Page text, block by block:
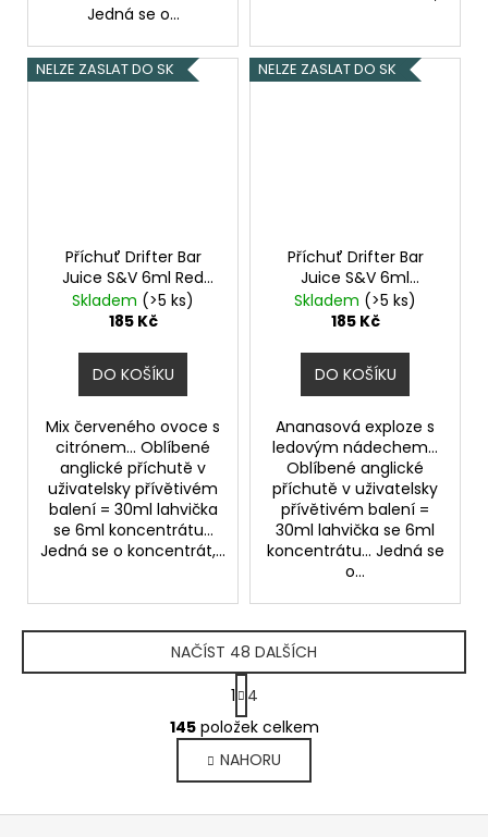
Jedná se o...
NELZE ZASLAT DO SK
Příchuť Drifter Bar
Juice S&V 6ml Red
Berry and Lemon
Skladem (>5 ks)
185 Kč
DO KOŠÍKU
Mix červeného ovoce s
citrónem... Oblíbené
anglické příchutě v
uživatelsky přívětivém
balení = 30ml lahvička
se 6ml koncentrátu...
Jedná se o koncentrát,...
NELZE ZASLAT DO SK
Příchuť Drifter Bar
Juice S&V 6ml
Pineapple Ice
Skladem (>5 ks)
185 Kč
DO KOŠÍKU
Ananasová exploze s
ledovým nádechem...
Oblíbené anglické
příchutě v uživatelsky
přívětivém balení =
30ml lahvička se 6ml
koncentrátu... Jedná se
o...
O
v
l
á
d
NAČÍST 48 DALŠÍCH
S
t
r
á
n
k
o
1
4
145položek celkem
NAHORU